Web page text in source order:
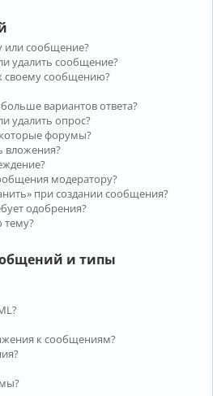
или сообщение?
удалить сообщение?
своему сообщению?
вариантов ответа?
удалить опрос?
форумы?
вложения?
модератору?
при создании сообщения?
одобрения?
и типы
к сообщениям?